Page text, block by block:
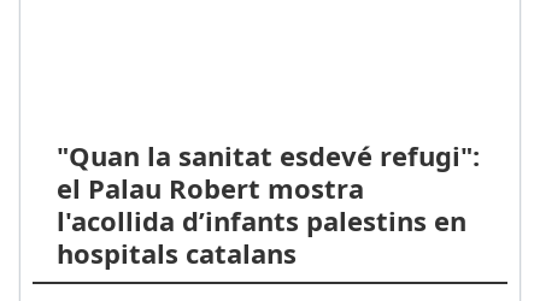
"Quan la sanitat esdevé refugi":
el Palau Robert mostra
l'acollida d’infants palestins en
hospitals catalans